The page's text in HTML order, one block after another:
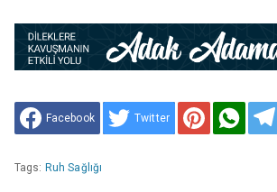
Facebook Twitter
Tags: Ruh Sağlığı